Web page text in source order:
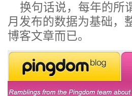
换句话说，每年的所
月发布的数据为基础，
博客文章而已。